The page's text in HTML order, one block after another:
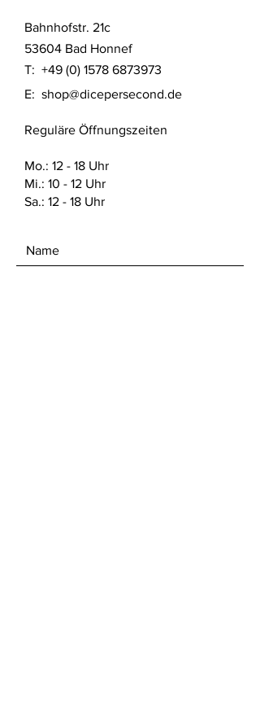
aktuellem Stand der Technik gefertigt
und gereinigt.
Detaillierte Sicherheitshinweise nach
Produktsicherheitsverordnung (GPSR)
den FAQ. Dort sind auch die offiziellen
des verwendeten Materials zu finden.
Bahnhofstr. 21c
53604 Bad Honnef
T: +49 (0) 1578 6873973
E: shop@dicepersecond.de
Reguläre Öffnungszeiten
Mo.: 12 - 18 Uhr
Mi.: 10 - 12 Uhr
Sa.: 12 - 18 Uhr